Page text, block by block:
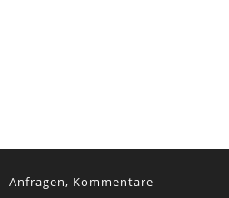
Anfragen, Kommentare